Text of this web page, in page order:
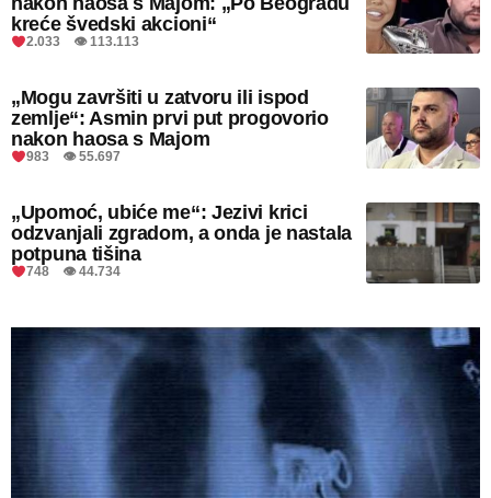
kreće švedski akcioni“
2.033 👁 113.113
„Mogu završiti u zatvoru ili ispod
zemlje“: Asmin prvi put progovorio
nakon haosa s Majom
983 👁 55.697
„Upomoć, ubiće me“: Jezivi krici
odzvanjali zgradom, a onda je nastala
potpuna tišina
748 👁 44.734